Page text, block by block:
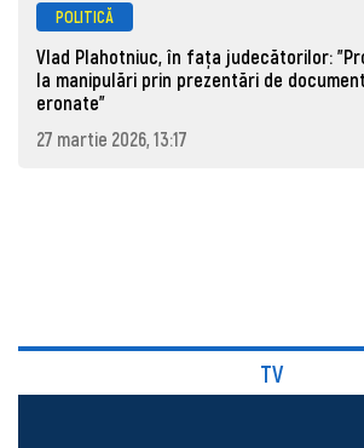
POLITICĂ
Vlad Plahotniuc, în fața judecătorilor:
la manipulări prin prezentări de
eronate"
27 martie 2026, 13:17
TV